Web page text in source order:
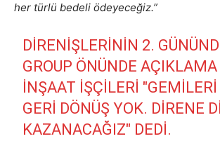
her türlü bedeli ödeyeceğiz.”
DIRENIŞLERININ 2.
GROUP ÖNÜNDE
INŞAAT IŞÇILERI
GERI DÖNÜŞ YOK. DIRENE
KAZANACAĞIZ" DEDI.